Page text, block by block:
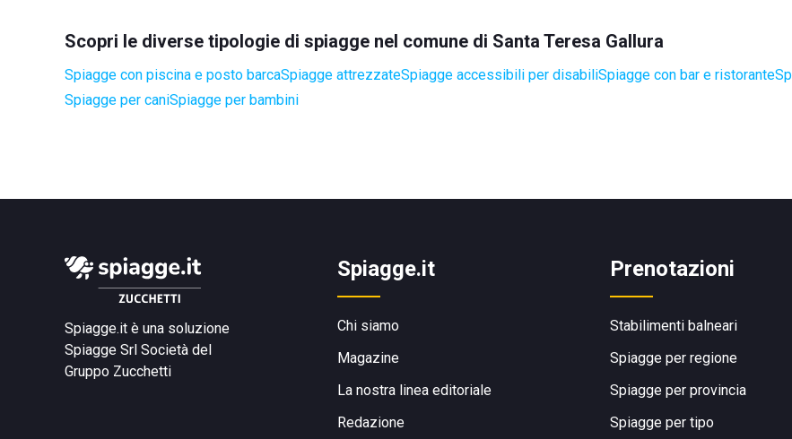
Scopri le diverse tipologie di spiagge nel comune di Santa Teresa Gallura
Spiagge con piscina e posto barcaSpiagge attrezzateSpiagge accessibili per disabiliSpiagge con bar e ristorante
Spiagge per caniSpiagge per bambini
Spiagge.it è una soluzione
Spiagge Srl Società del
Gruppo Zucchetti
Spiagge.it
Chi siamo
Magazine
La nostra linea editoriale
Redazione
Prenotazioni
Stabilimenti balneari
Spiagge per regione
Spiagge per provincia
Spiagge per tipo